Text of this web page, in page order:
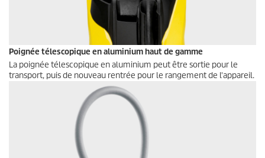
Poignée télescopique en aluminium haut de gamme
La poignée télescopique en aluminium peut être sortie pour le
transport, puis de nouveau rentrée pour le rangement de l'appareil.